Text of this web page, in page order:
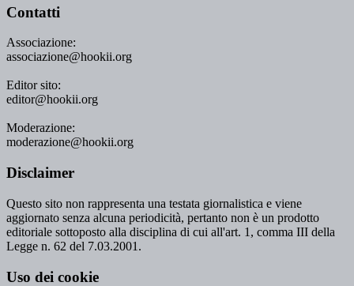
Contatti
Associazione:
associazione@hookii.org
Editor sito:
editor@hookii.org
Moderazione:
moderazione@hookii.org
Disclaimer
Questo sito non rappresenta una testata giornalistica e viene
aggiornato senza alcuna periodicità, pertanto non è un prodotto
editoriale sottoposto alla disciplina di cui all'art. 1, comma III della
Legge n. 62 del 7.03.2001.
Uso dei cookie